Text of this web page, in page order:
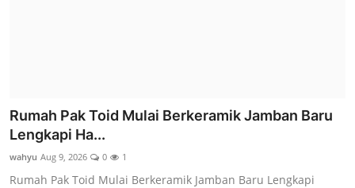
Rumah Pak Toid Mulai Berkeramik Jamban Baru
Lengkapi Ha...
wahyu Aug 9, 2026 0 1
Rumah Pak Toid Mulai Berkeramik Jamban Baru Lengkapi